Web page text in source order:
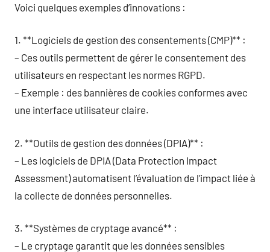
Voici quelques exemples d’innovations :
1. **Logiciels de gestion des consentements (CMP)** :
– Ces outils permettent de gérer le consentement des
utilisateurs en respectant les normes RGPD.
– Exemple : des bannières de cookies conformes avec
une interface utilisateur claire.
2. **Outils de gestion des données (DPIA)** :
– Les logiciels de DPIA (Data Protection Impact
Assessment) automatisent l’évaluation de l’impact liée à
la collecte de données personnelles.
3. **Systèmes de cryptage avancé** :
– Le cryptage garantit que les données sensibles